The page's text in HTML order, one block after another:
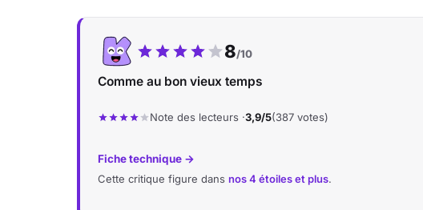
Notre note :
8/10
Comme au bon vieux temps
Note des lecteurs ·3,9/5(387 votes)
Fiche technique →
Cette critique figure dans nos 4 étoiles et plus.